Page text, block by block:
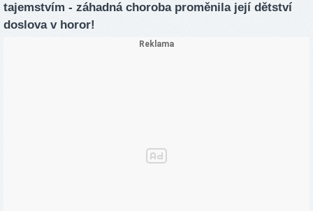
tajemstvím - záhadná choroba proměnila její dětství
doslova v horor!